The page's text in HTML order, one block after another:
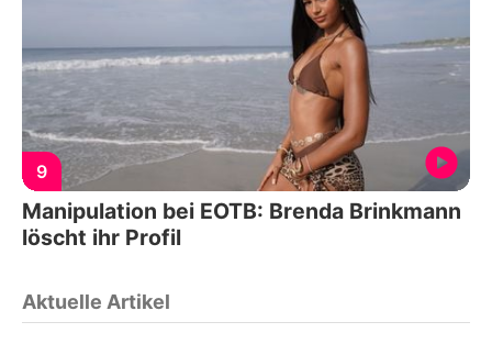
9
Manipulation bei EOTB: Brenda Brinkmann
löscht ihr Profil
Aktuelle Artikel